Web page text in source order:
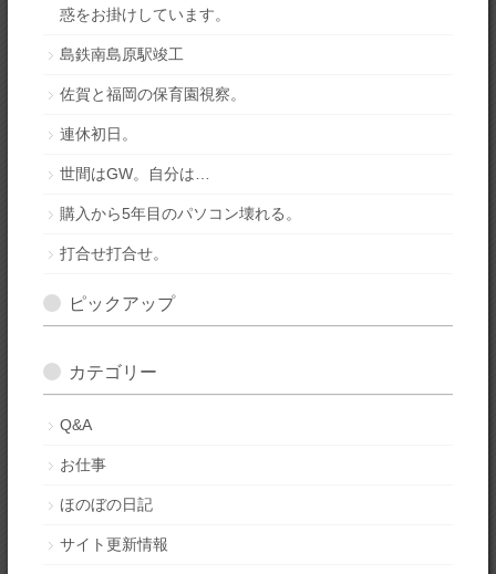
惑をお掛けしています。
島鉄南島原駅竣工
佐賀と福岡の保育園視察。
連休初日。
世間はGW。自分は…
購入から5年目のパソコン壊れる。
打合せ打合せ。
ピックアップ
カテゴリー
Q&A
お仕事
ほのぼの日記
サイト更新情報